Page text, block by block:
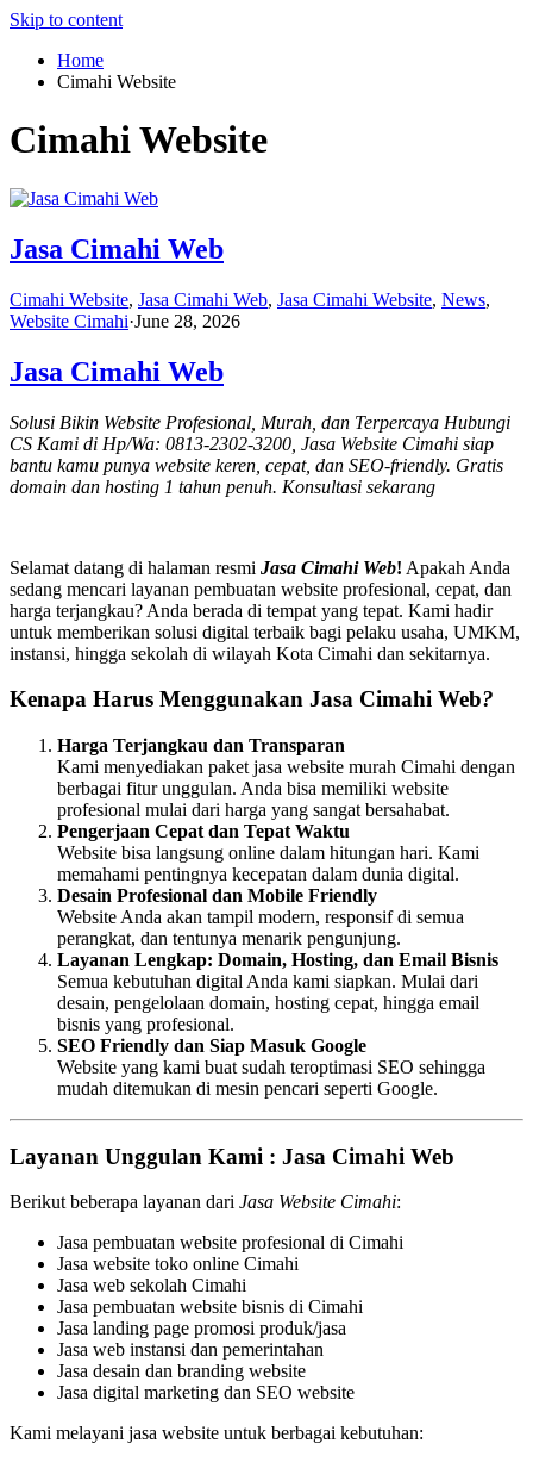
Skip to content
Home
Cimahi Website
Cimahi Website
Jasa Cimahi Web
Cimahi Website, Jasa Cimahi Web, Jasa Cimahi Website, News,
Website Cimahi·June 28, 2026
Jasa Cimahi Web
Solusi Bikin Website Profesional, Murah, dan Terpercaya Hubungi
CS Kami di Hp/Wa: 0813-2302-3200, Jasa Website Cimahi siap
bantu kamu punya website keren, cepat, dan SEO-friendly. Gratis
domain dan hosting 1 tahun penuh. Konsultasi sekarang
Selamat datang di halaman resmi Jasa Cimahi Web! Apakah Anda
sedang mencari layanan pembuatan website profesional, cepat, dan
harga terjangkau? Anda berada di tempat yang tepat. Kami hadir
untuk memberikan solusi digital terbaik bagi pelaku usaha, UMKM,
instansi, hingga sekolah di wilayah Kota Cimahi dan sekitarnya.
Kenapa Harus Menggunakan Jasa Cimahi Web?
Harga Terjangkau dan Transparan
Kami menyediakan paket jasa website murah Cimahi dengan
berbagai fitur unggulan. Anda bisa memiliki website
profesional mulai dari harga yang sangat bersahabat.
Pengerjaan Cepat dan Tepat Waktu
Website bisa langsung online dalam hitungan hari. Kami
memahami pentingnya kecepatan dalam dunia digital.
Desain Profesional dan Mobile Friendly
Website Anda akan tampil modern, responsif di semua
perangkat, dan tentunya menarik pengunjung.
Layanan Lengkap: Domain, Hosting, dan Email Bisnis
Semua kebutuhan digital Anda kami siapkan. Mulai dari
desain, pengelolaan domain, hosting cepat, hingga email
bisnis yang profesional.
SEO Friendly dan Siap Masuk Google
Website yang kami buat sudah teroptimasi SEO sehingga
mudah ditemukan di mesin pencari seperti Google.
Layanan Unggulan Kami : Jasa Cimahi Web
Berikut beberapa layanan dari Jasa Website Cimahi:
Jasa pembuatan website profesional di Cimahi
Jasa website toko online Cimahi
Jasa web sekolah Cimahi
Jasa pembuatan website bisnis di Cimahi
Jasa landing page promosi produk/jasa
Jasa web instansi dan pemerintahan
Jasa desain dan branding website
Jasa digital marketing dan SEO website
Kami melayani jasa website untuk berbagai kebutuhan: